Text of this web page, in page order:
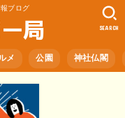
ブログ
局
メ 公園 神社仏閣
SEARCH